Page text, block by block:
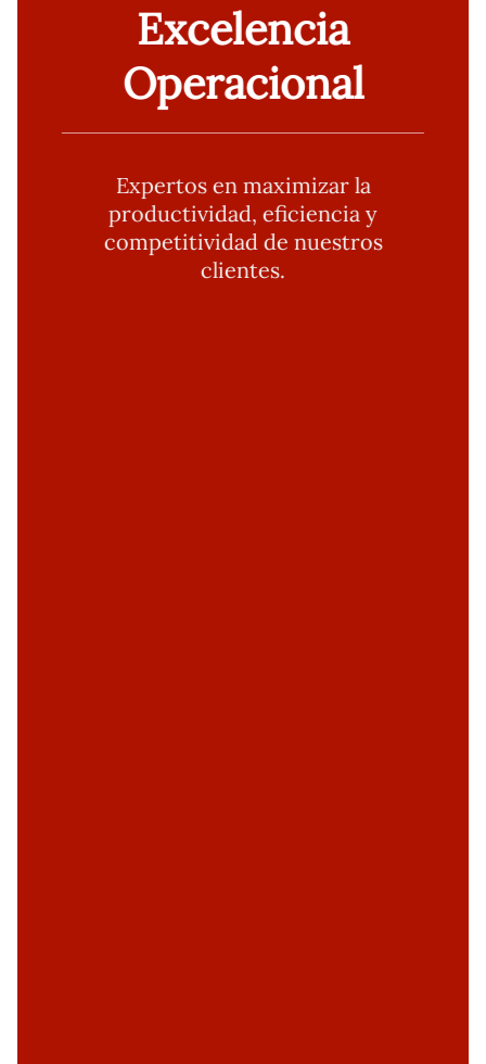
Excelencia
Operacional
Expertos en maximizar la
productividad, eficiencia y
competitividad de nuestros
clientes.